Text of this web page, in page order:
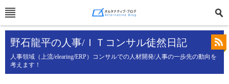
野石龍平の人事/ＩＴコンサル徒然日記
人事領域（上流/elearing/ERP）コンサルでの人材開発/人事の一歩先の動向を
考えます！